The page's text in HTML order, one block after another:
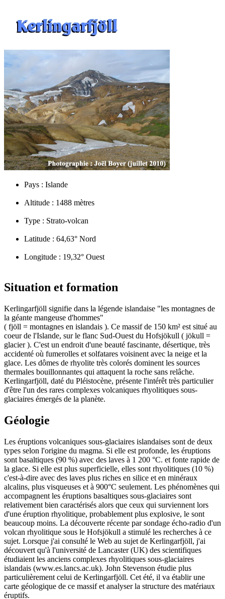
Pays : Islande
Altitude : 1488 mètres
Type : Strato-volcan
Latitude : 64,63° Nord
Longitude : 19,32° Ouest
Situation et formation
Kerlingarfjöll signifie dans la légende islandaise "les montagnes de
la géante mangeuse d'hommes"
( fjöll = montagnes en islandais ). Ce massif de 150 km² est situé au
coeur de l'Islande, sur le flanc Sud-Ouest du Hofsjökull ( jökull =
glacier ). C'est un endroit d'une beauté fascinante, désertique, très
accidenté où fumerolles et solfatares voisinent avec la neige et la
glace. Les dômes de rhyolite très colorés dominent les sources
thermales bouillonnantes qui attaquent la roche sans relâche.
Kerlingarfjöll, daté du Pléistocène, présente l'intérêt très particulier
d'être l'un des rares complexes volcaniques rhyolitiques sous-
glaciaires émergés de la planète.
Géologie
Les éruptions volcaniques sous-glaciaires islandaises sont de deux
types selon l'origine du magma. Si elle est profonde, les éruptions
sont basaltiques (90 %) avec des laves à 1 200 °C. et fonte rapide de
la glace. Si elle est plus superficielle, elles sont rhyolitiques (10 %)
c'est-à-dire avec des laves plus riches en silice et en minéraux
alcalins, plus visqueuses et à 900°C seulement. Les phénomènes qui
accompagnent les éruptions basaltiques sous-glaciaires sont
relativement bien caractérisés alors que ceux qui surviennent lors
d'une éruption rhyolitique, probablement plus explosive, le sont
beaucoup moins. La découverte récente par sondage écho-radio d'un
volcan rhyolitique sous le Hofsjökull a stimulé les recherches à ce
sujet. Lorsque j'ai consulté le Web au sujet de Kerlingarfjöll, j'ai
découvert qu'à l'université de Lancaster (UK) des scientifiques
étudiaient les anciens complexes rhyolitiques sous-glaciaires
islandais (www.es.lancs.ac.uk). John Stevenson étudie plus
particulièrement celui de Kerlingarfjöll. Cet été, il va établir une
carte géologique de ce massif et analyser la structure des matériaux
éruptifs.